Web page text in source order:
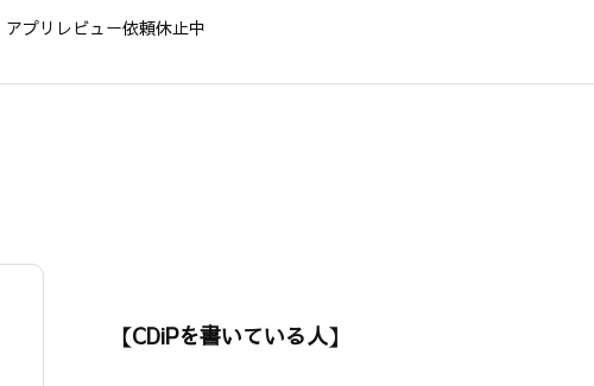
アプリレビュー依頼休止中
【CDiPを書いている人】